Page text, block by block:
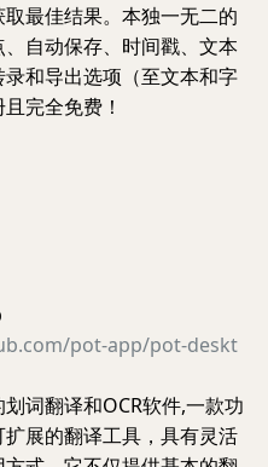
最佳结果。本独一无二的
自动保存、时间戳、文本
和导出选项（至文本和字
完全免费！
pot-app/pot-deskt
词翻译和OCR软件,一款功
展的翻译工具，具有灵活